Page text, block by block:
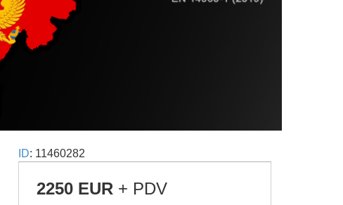
ID: 11460282
2250 EUR + PDV